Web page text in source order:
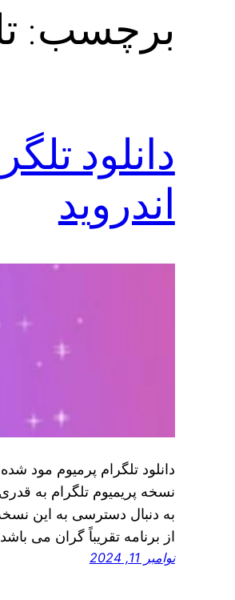
برچسب:
دانلود
اندروید
دانلود تلگرام پرمیوم مود
نسخه پریمیوم تلگرام به
به دنبال دسترسی به این
از برنامه تقریباً گران می‌
نوامبر 11, 2024